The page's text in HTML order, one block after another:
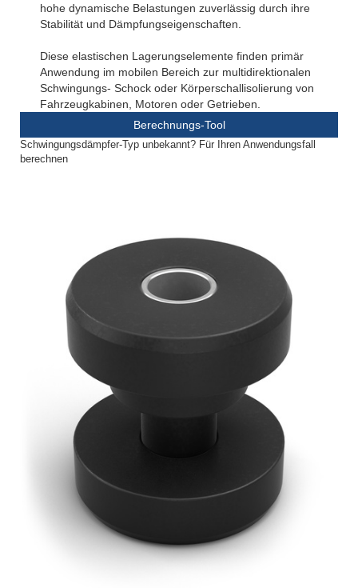
hohe dynamische Belastungen zuverlässig durch ihre
Stabilität und Dämpfungseigenschaften.
Diese elastischen Lagerungselemente finden primär
Anwendung im mobilen Bereich zur multidirektionalen
Schwingungs- Schock oder Körperschallisolierung von
Fahrzeugkabinen, Motoren oder Getrieben.
Berechnungs-Tool
Schwingungsdämpfer-Typ unbekannt? Für Ihren Anwendungsfall
berechnen